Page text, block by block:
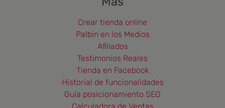
Crear tienda online
Palbin en los Medios
Afiliados
Testimonios Reales
Tienda en Facebook
Historial de funcionalidades
Guía posicionamiento SEO